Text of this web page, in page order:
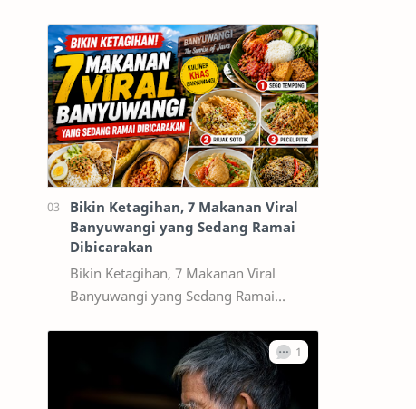
mendapatkan pengunjung dari Google,
maka memaha…
Bikin Ketagihan, 7 Makanan Viral
Banyuwangi yang Sedang Ramai
Dibicarakan
Bikin Ketagihan, 7 Makanan Viral
Banyuwangi yang Sedang Ramai
terkenal dengan destinasi wisata alam